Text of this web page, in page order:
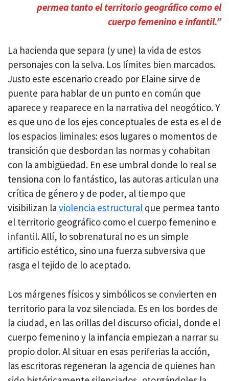
permea tanto el territorio geográfico como el
cuerpo femenino e infantil.”
La hacienda que separa (y une) la vida de estos
personajes con la selva. Los límites bien marcados.
Justo este escenario creado por Elaine sirve de
puente para hablar de un punto en común que
aparece y reaparece en la narrativa del neogótico. Y
es que uno de los ejes conceptuales de esta es el de
los espacios liminales: esos lugares o momentos de
transición que desbordan las normas y cohabitan
con la ambigüedad. En ese umbral donde lo real se
tensiona con lo fantástico, las autoras articulan una
crítica de género y de poder, al tiempo que
visibilizan la violencia estructural que permea tanto
el territorio geográfico como el cuerpo femenino e
infantil. Allí, lo sobrenatural no es un simple
artificio estético, sino una fuerza subversiva que
rasga el tejido de lo aceptado.
Los márgenes físicos y simbólicos se convierten en
territorio para la voz silenciada. Es en los bordes de
la ciudad, en las orillas del discurso oficial, donde el
cuerpo femenino y la infancia empiezan a narrar su
propio dolor. Al situar en esas periferias la acción,
las escritoras regeneran la agencia de quienes han